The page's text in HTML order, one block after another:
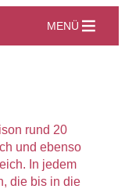
MENÜ
rund 20
und ebenso
In jedem
die bis in die